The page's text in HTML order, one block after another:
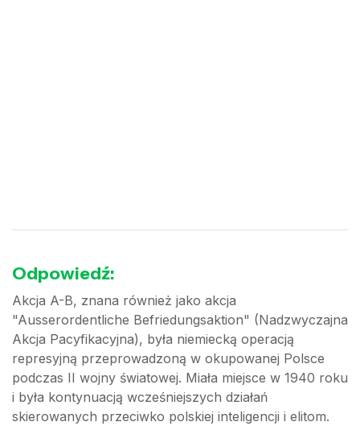
Odpowiedź:
Akcja A-B, znana również jako akcja
"Ausserordentliche Befriedungsaktion" (Nadzwyczajna
Akcja Pacyfikacyjna), była niemiecką operacją
represyjną przeprowadzoną w okupowanej Polsce
podczas II wojny światowej. Miała miejsce w 1940 roku
i była kontynuacją wcześniejszych działań
skierowanych przeciwko polskiej inteligencji i elitom.